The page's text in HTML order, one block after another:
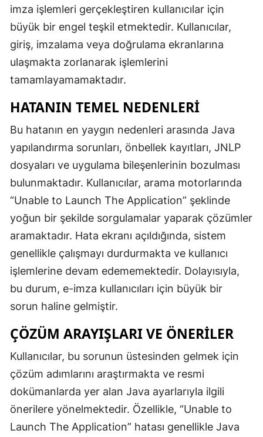
imza işlemleri gerçekleştiren kullanıcılar için
büyük bir engel teşkil etmektedir. Kullanıcılar,
giriş, imzalama veya doğrulama ekranlarına
ulaşmakta zorlanarak işlemlerini
tamamlayamamaktadır.
HATANIN TEMEL NEDENLERI
Bu hatanın en yaygın nedenleri arasında Java
yapılandırma sorunları, önbellek kayıtları, JNLP
dosyaları ve uygulama bileşenlerinin bozulması
bulunmaktadır. Kullanıcılar, arama motorlarında
“Unable to Launch The Application” şeklinde
yoğun bir şekilde sorgulamalar yaparak çözümler
aramaktadır. Hata ekranı açıldığında, sistem
genellikle çalışmayı durdurmakta ve kullanıcı
işlemlerine devam edememektedir. Dolayısıyla,
bu durum, e-imza kullanıcıları için büyük bir
sorun haline gelmiştir.
ÇÖZÜM ARAYIŞLARI VE ÖNERILER
Kullanıcılar, bu sorunun üstesinden gelmek için
çözüm adımlarını araştırmakta ve resmi
dokümanlarda yer alan Java ayarlarıyla ilgili
önerilere yönelmektedir. Özellikle, “Unable to
Launch The Application” hatası genellikle Java